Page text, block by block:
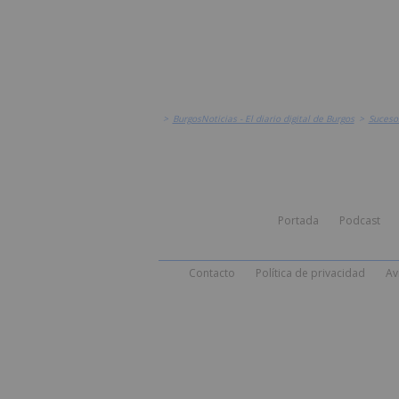
> BurgosNoticias - El diario digital de Burgos >
Portada Podcast
Contacto Política de privacidad